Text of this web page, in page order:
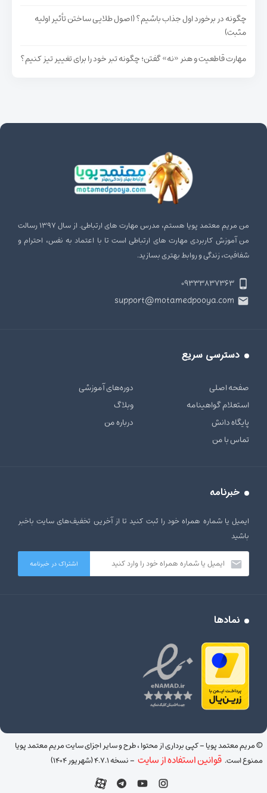
چگونه در برخورد اول جذاب باشیم؟ (اصول طلایی ساختن تأثیر اولیه
مثبت)
مهارت قاطعیت و هنر «نه» گفتن؛ چگونه تبر خود را برای تغییر تیز کنیم؟
من مریم معتمد پویا هستم، مدرس مهارت‌ های ارتباطی. از سال ۱۳۹۷ رسالت
من آموزش کاربردی مهارت‌ های ارتباطی است تا با اعتماد به نفس، احترام و
شفافیت، زندگی و روابط بهتری بسازید.
۰۹۳۳۳۸۳۷۳۶۳
support@motamedpooya.com
دسترسی سریع
صفحه اصلی
دوره‌های آموزشی
استعلام گواهینامه
وبلاگ
پایگاه دانش
درباره من
تماس با من
خبرنامه
ایمیل یا شماره همراه خود را ثبت کنید تا از آخرین تخفیف‌های سایت باخبر
باشید
نمادها
© مریم معتمد پویا – کپی برداری از محتوا ، طرح و سایر اجزای سایت مریم معتمد پویا
ممنوع است. قوانین استفاده از سایت – نسخه ۴.۷.۱ (شهریور ۱۴۰۴)